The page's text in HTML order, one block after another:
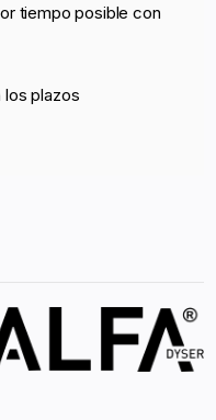
tiempo posible con
plazos